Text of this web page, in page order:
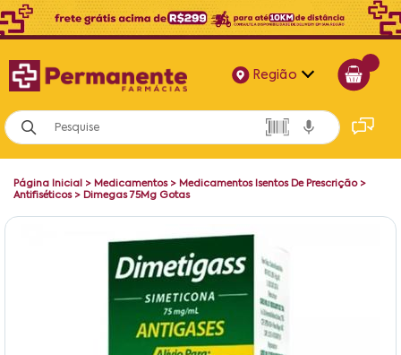
Região
Alagoas
Bahia
Página Inicial > Medicamentos> Medicamentos Isentos De Prescrição>
Antifiséticos> Dimegas 75Mg Gotas